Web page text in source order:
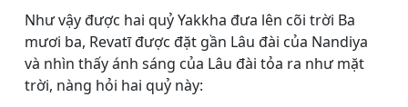
Như vậy được hai quỷ Yakkha đưa lên cõi trời Ba
mươi ba, Revatī được đặt gần Lâu đài của Nandiya
và nhìn thấy ánh sáng của Lâu đài tỏa ra như mặt
trời, nàng hỏi hai quỷ này: